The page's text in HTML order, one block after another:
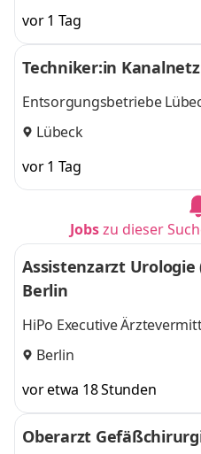
vor 1 Tag
Techniker:in
Entsorgungsbetriebe
Lübeck
vor 1 Tag
Jobszu dieser
Assistenzarzt
Berlin
HiPo Executive
Berlin
vor etwa 18 Stunden
Oberarzt